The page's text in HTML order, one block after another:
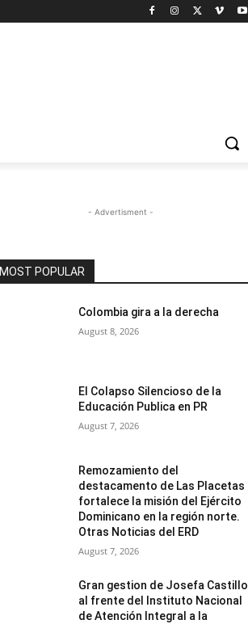
- Advertisment -
MOST POPULAR
Colombia gira a la derecha
August 8, 2026
El Colapso Silencioso de la
Educación Publica en PR
August 7, 2026
Remozamiento del
destacamento de Las Placetas
fortalece la misión del Ejército
Dominicano en la región norte.
Otras Noticias del ERD
August 7, 2026
Gran gestion de Josefa Castillo
al frente del Instituto Nacional
de Atención Integral a la